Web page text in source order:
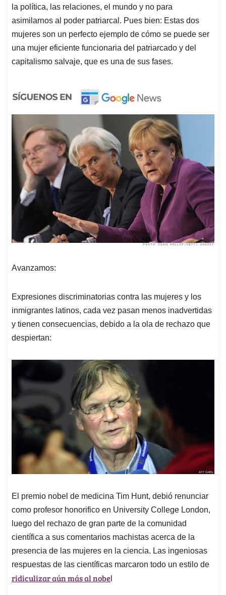
la política, las relaciones, el mundo y no para
asimilarnos al poder patriarcal. Pues bien: Estas dos
mujeres son un perfecto ejemplo de cómo se puede ser
una mujer eficiente funcionaria del patriarcado y del
capitalismo salvaje, que es una de sus fases.
Avanzamos:
Expresiones discriminatorias contra las mujeres y los
inmigrantes latinos, cada vez pasan menos inadvertidas
y tienen consecuencias, debido a la ola de rechazo que
despiertan:
El premio nobel de medicina Tim Hunt, debió renunciar
como profesor honorifico en University College London,
luego del rechazo de gran parte de la comunidad
científica a sus comentarios machistas acerca de la
presencia de las mujeres en la ciencia. Las ingeniosas
respuestas de las científicas marcaron todo un estilo de
ridiculizar aún más al nobe